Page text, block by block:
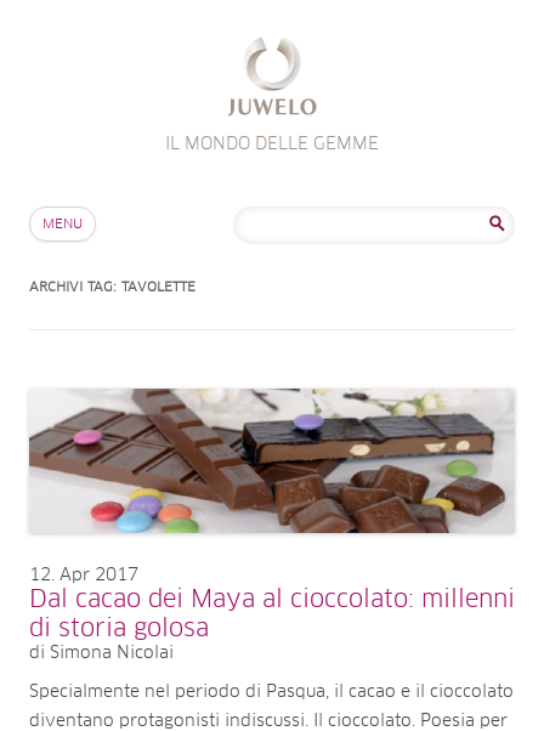
IL MONDO DELLE GEMME
MENU
ARCHIVI TAG: TAVOLETTE
12 Apr 2017
Dal cacao dei Maya al cioccolato: millenni
di storia golosa
di Simona Nicolai
Specialmente nel periodo di Pasqua, il cacao e il cioccolato
diventano protagonisti indiscussi. Il cioccolato. Poesia per